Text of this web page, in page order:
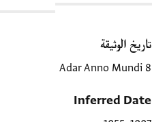
تاريخ الوثيقة
8 Adar Anno Mundi
Inferred Date